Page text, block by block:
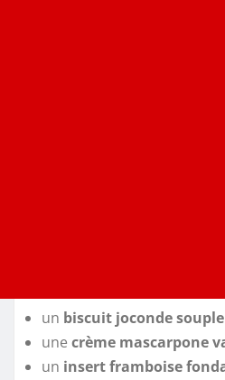
un biscuit joconde souple
une crème mascarpone
un insert framboise